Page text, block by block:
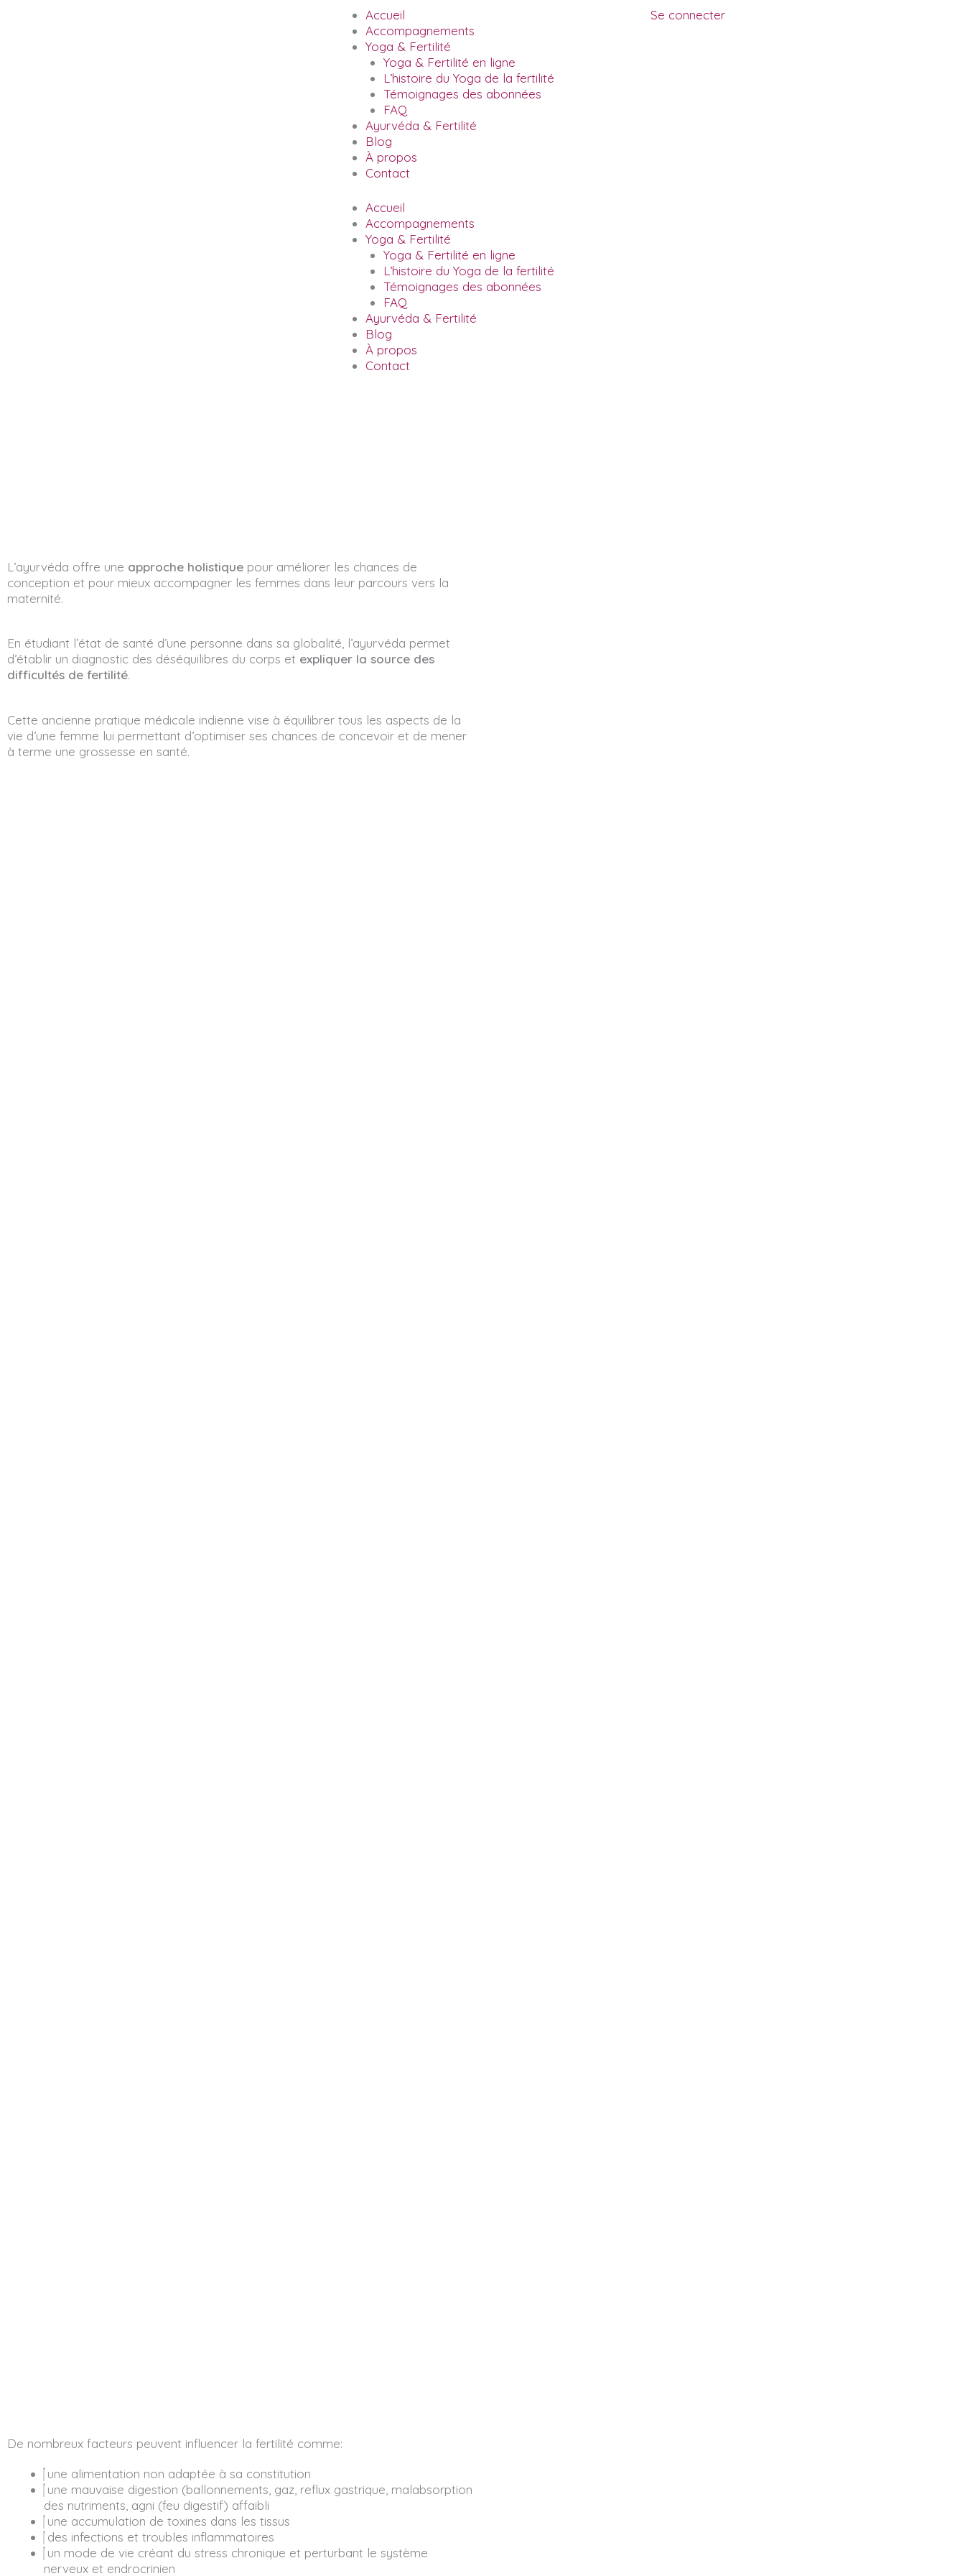
Accueil
Accompagnements
Yoga & Fertilité
Yoga & Fertilité en ligne
L’histoire du Yoga de la fertilité
Témoignages des abonnées
FAQ
Ayurvéda & Fertilité
Blog
À propos
Contact
Accueil
Accompagnements
Yoga & Fertilité
Yoga & Fertilité en ligne
L’histoire du Yoga de la fertilité
Témoignages des abonnées
FAQ
Ayurvéda & Fertilité
Blog
À propos
Contact
Se connecter
L’ayurvéda offre une approche holistique pour améliorer les chances de
conception et pour mieux accompagner les femmes dans leur parcours vers la
maternité.
En étudiant l’état de santé d’une personne dans sa globalité, l’ayurvéda permet
d’établir un diagnostic des déséquilibres du corps et expliquer la source des
difficultés de fertilité.
Cette ancienne pratique médicale indienne vise à équilibrer tous les aspects de la
vie d’une femme lui permettant d’optimiser ses chances de concevoir et de mener
à terme une grossesse en santé.
De nombreux facteurs peuvent influencer la fertilité comme:
une alimentation non adaptée à sa constitution
une mauvaise digestion (ballonnements, gaz, reflux gastrique, malabsorption
des nutriments, agni (feu digestif) affaibli
une accumulation de toxines dans les tissus
des infections et troubles inflammatoires
un mode de vie créant du stress chronique et perturbant le système
nerveux et endrocrinien